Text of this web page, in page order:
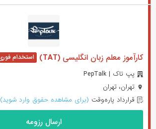
کارآموز معلم زبان انگلیسی (TAT)
پپ تاک | PepTalk
تهران، تهران
قرارداد پاره‌وقت (برای مشاهده حقوق وارد شوید)
ارسال رزومه